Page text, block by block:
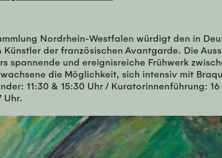
Nordrhein-Westfalen würdigt den in
der französischen Avantgarde. Die
spannende und ereignisreiche Frühwerk
die Möglichkeit, sich intensiv mit
11:30 & 15:30 Uhr / Kuratorinnenführung:
Uhr.